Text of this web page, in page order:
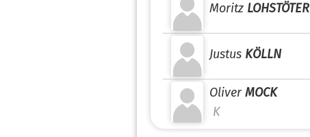
Moritz LOHSTÖTER
Justus KÖLLN
Oliver MOCK
K